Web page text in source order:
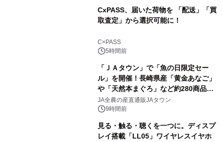
CxPASS、届いた荷物を 「配送」「買
取査定」から選択可能に！
C×PASS
5時間前
「ＪＡタウン」で「魚の日限定セー
ル」を開催！長崎県産「黄金あなご」
や「天然本まぐろ」など約280商品を
販売！～毎月１０日の定例企画～
JA全農の産直通販JAタウン
9時間前
見る・触る・聴くを一つに。ディスプ
レイ搭載「LL05」ワイヤレスイヤホ